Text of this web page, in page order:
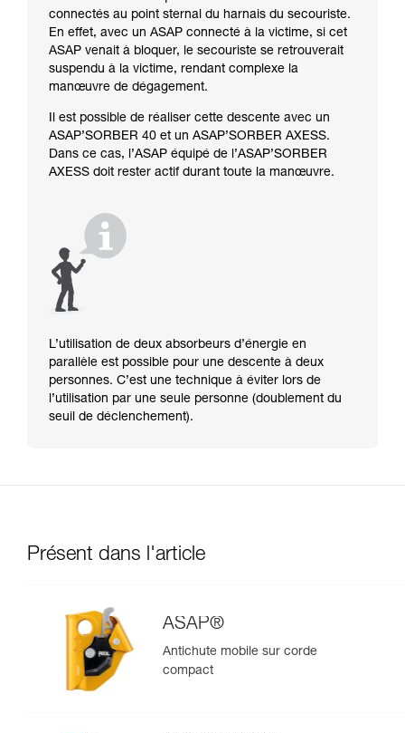
connectés au point sternal du harnais du secouriste.
En effet, avec un ASAP connecté à la victime, si cet
ASAP venait à bloquer, le secouriste se retrouverait
suspendu à la victime, rendant complexe la
manœuvre de dégagement.
Il est possible de réaliser cette descente avec un
ASAP’SORBER 40 et un ASAP’SORBER AXESS.
Dans ce cas, l’ASAP équipé de l’ASAP’SORBER
AXESS doit rester actif durant toute la manœuvre.
L’utilisation de deux absorbeurs d’énergie en
parallèle est possible pour une descente à deux
personnes. C’est une technique à éviter lors de
l’utilisation par une seule personne (doublement du
seuil de déclenchement).
Présent dans l'article
ASAP®
Antichute mobile sur corde
compact